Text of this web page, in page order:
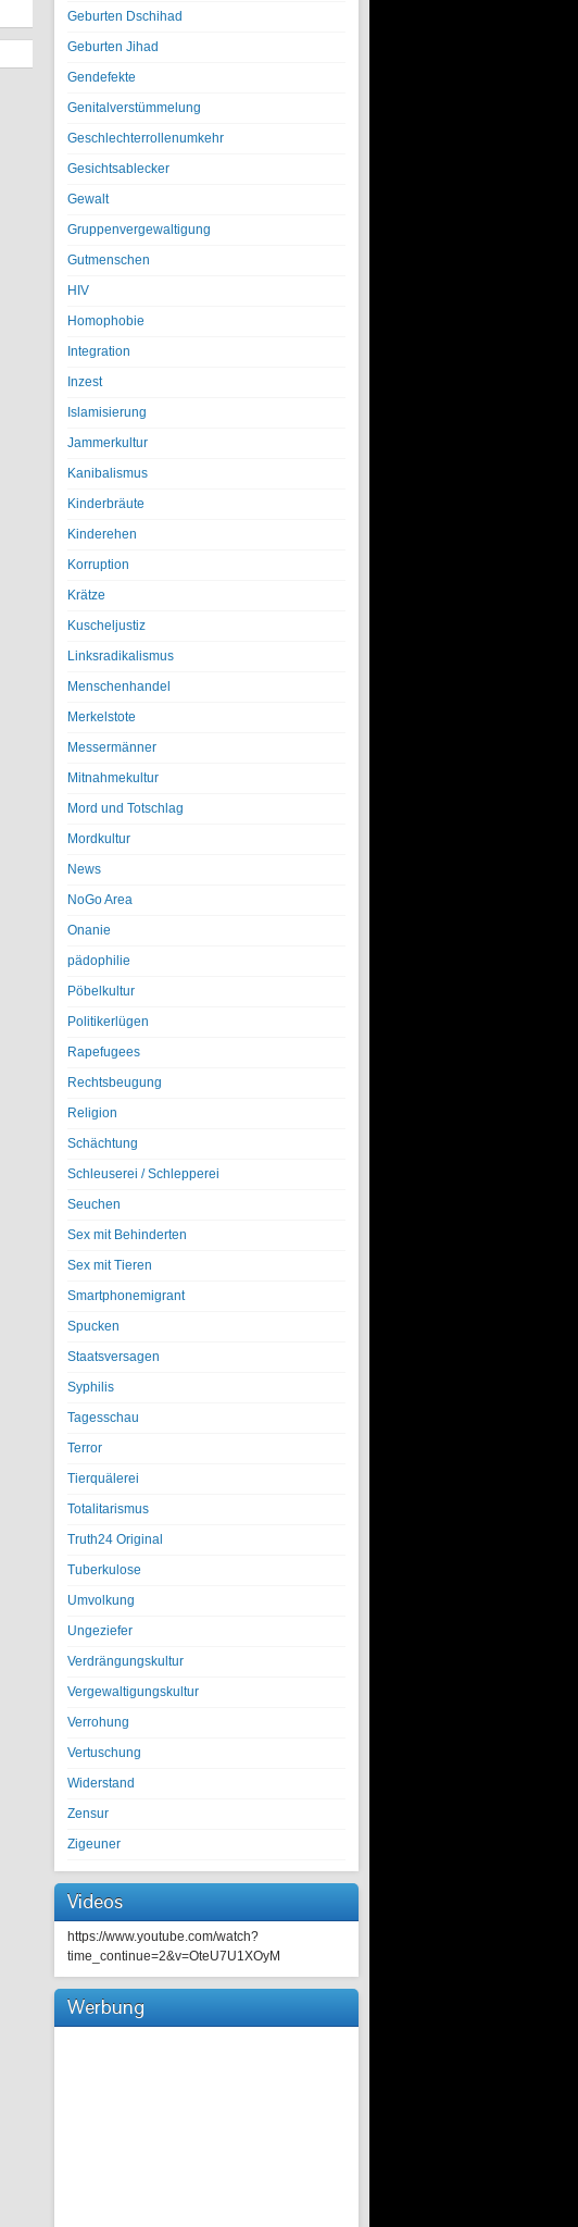
Geburten Dschihad
Geburten Jihad
Gendefekte
Genitalverstümmelung
Geschlechterrollenumkehr
Gesichtsablecker
Gewalt
Gruppenvergewaltigung
Gutmenschen
HIV
Homophobie
Integration
Inzest
Islamisierung
Jammerkultur
Kanibalismus
Kinderbräute
Kinderehen
Korruption
Krätze
Kuscheljustiz
Linksradikalismus
Menschenhandel
Merkelstote
Messermänner
Mitnahmekultur
Mord und Totschlag
Mordkultur
News
NoGo Area
Onanie
pädophilie
Pöbelkultur
Politikerlügen
Rapefugees
Rechtsbeugung
Religion
Schächtung
Schleuserei / Schlepperei
Seuchen
Sex mit Behinderten
Sex mit Tieren
Smartphonemigrant
Spucken
Staatsversagen
Syphilis
Tagesschau
Terror
Tierquälerei
Totalitarismus
Truth24 Original
Tuberkulose
Umvolkung
Ungeziefer
Verdrängungskultur
Vergewaltigungskultur
Verrohung
Vertuschung
Widerstand
Zensur
Zigeuner
Videos
https://www.youtube.com/watch?
time_continue=2&v=OteU7U1XOyM
Werbung